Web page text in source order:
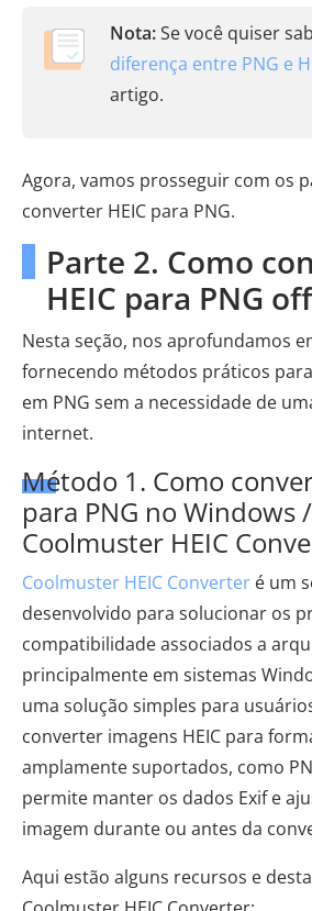
Nota:Se você quiser
diferença entre PNG e
artigo.
Agora, vamos prosseguir com os
converter HEIC para PNG.
Parte 2. Como
HEIC para PNG
Nesta seção, nos aprofundamos
fornecendo métodos práticos
em PNG sem a necessidade de
internet.
Método 1. Como
para PNG no Windows
Coolmuster HEIC
Coolmuster HEIC Converter é um
desenvolvido para solucionar os
compatibilidade associados a
principalmente em sistemas
uma solução simples para
converter imagens HEIC para
amplamente suportados, como
permite manter os dados Exif e
imagem durante ou antes da
Aqui estão alguns recursos e